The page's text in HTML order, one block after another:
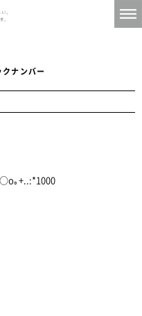
クナンバー
｡+..:*1000